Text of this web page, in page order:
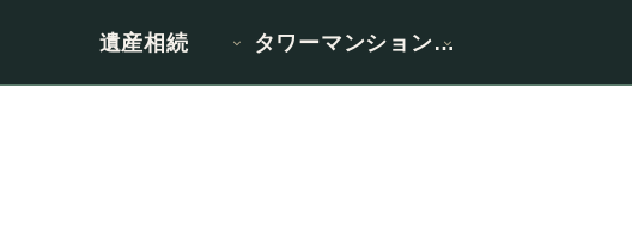
遺産相続 タワーマンション情